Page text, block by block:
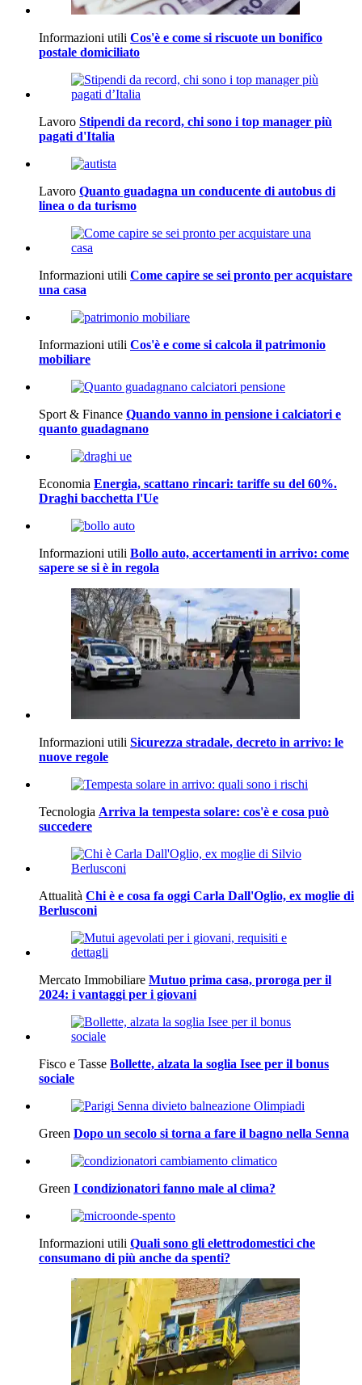
Informazioni utili Cos'è e come si riscuote un bonifico
postale domiciliato
Lavoro Stipendi da record, chi sono i top manager più
pagati d'Italia
Lavoro Quanto guadagna un conducente di autobus di
linea o da turismo
Informazioni utili Come capire se sei pronto per acquistare
una casa
Informazioni utili Cos'è e come si calcola il patrimonio
mobiliare
Sport & Finance Quando vanno in pensione i calciatori e
quanto guadagnano
Economia Energia, scattano rincari: tariffe su del 60%.
Draghi bacchetta l'Ue
Informazioni utili Bollo auto, accertamenti in arrivo: come
sapere se si è in regola
Informazioni utili Sicurezza stradale, decreto in arrivo: le
nuove regole
Tecnologia Arriva la tempesta solare: cos'è e cosa può
succedere
Attualità Chi è e cosa fa oggi Carla Dall'Oglio, ex moglie di
Berlusconi
Mercato Immobiliare Mutuo prima casa, proroga per il
2024: i vantaggi per i giovani
Fisco e Tasse Bollette, alzata la soglia Isee per il bonus
sociale
Green Dopo un secolo si torna a fare il bagno nella Senna
Green I condizionatori fanno male al clima?
Informazioni utili Quali sono gli elettrodomestici che
consumano di più anche da spenti?